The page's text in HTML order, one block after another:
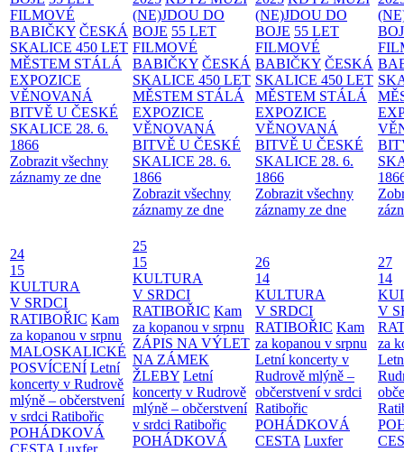
FILMOVÉ
BABIČKY ČESKÁ
SKALICE 450 LET
MĚSTEM STÁLÁ
EXPOZICE
VĚNOVANÁ
BITVĚ U ČESKÉ
SKALICE 28. 6.
1866
Zobrazit všechny
záznamy ze dne
(NE)JDOU DO
BOJE 55 LET
FILMOVÉ
BABIČKY ČESKÁ
SKALICE 450 LET
MĚSTEM STÁLÁ
EXPOZICE
VĚNOVANÁ
BITVĚ U ČESKÉ
SKALICE 28. 6.
1866
Zobrazit všechny
záznamy ze dne
(NE)JDOU DO
BOJE 55 LET
FILMOVÉ
BABIČKY ČESKÁ
SKALICE 450 LET
MĚSTEM STÁLÁ
EXPOZICE
VĚNOVANÁ
BITVĚ U ČESKÉ
SKALICE 28. 6.
1866
Zobrazit všechny
záznamy ze dne
24
15
KULTURA
V SRDCI
RATIBOŘIC Kam
za kopanou v srpnu
MALOSKALICKÉ
POSVÍCENÍ Letní
koncerty v Rudrově
mlýně – občerstvení
v srdci Ratibořic
POHÁDKOVÁ
25
15
KULTURA
V SRDCI
RATIBOŘIC Kam
za kopanou v srpnu
ZÁPIS NA VÝLET
NA ZÁMEK
ŽLEBY Letní
koncerty v Rudrově
mlýně – občerstvení
v srdci Ratibořic
POHÁDKOVÁ
26
14
KULTURA
V SRDCI
RATIBOŘIC Kam
za kopanou v srpnu
Letní koncerty v
Rudrově mlýně –
občerstvení v srdci
Ratibořic
POHÁDKOVÁ
CESTA Luxfer
27
14
V
za